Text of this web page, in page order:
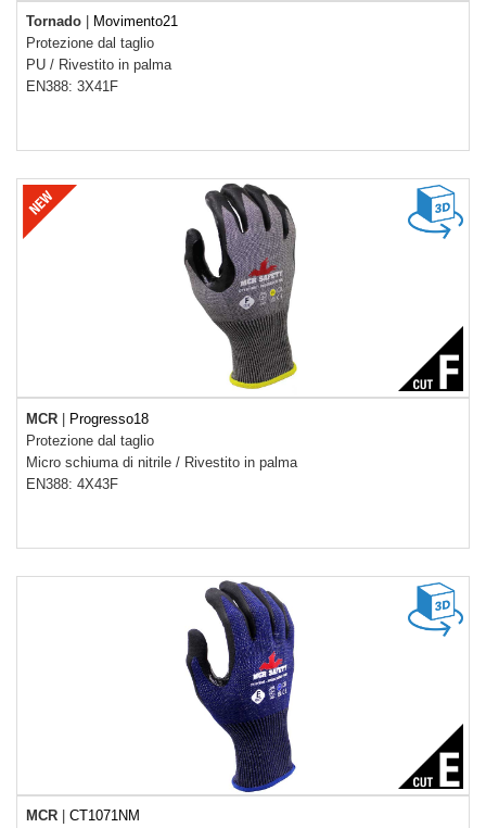
Tornado
Movimento21
Protezione dal taglio
PU / Rivestito in palma
EN388: 3X41F
MCR | Progresso18
Protezione dal taglio
Micro schiuma di nitrile / Rivestito in palma
EN388: 4X43F
MCR |CT1071NM